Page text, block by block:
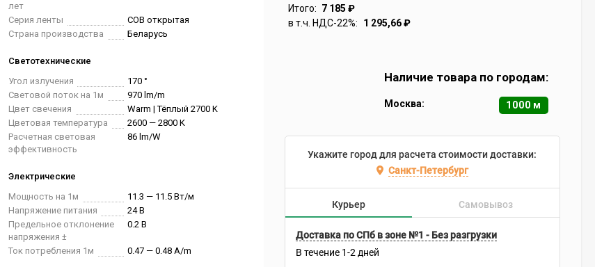
лет
Серия ленты
COB открытая
Страна производства
Беларусь
Светотехнические
Угол излучения
170 °
Световой поток на 1м
970 lm/m
Цвет свечения
Warm | Тёплый 2700 K
Цветовая температура
2600 — 2800 K
Расчетная световая
эффективность
86 lm/W
Электрические
Мощность на 1м
11.3 — 11.5 Вт/м
Напряжение питания
24 В
Предельное отклонение
напряжения ±
0.2 В
Ток потребления 1м 0.47 — 0.48 A/m
Итого: 7 185 ₽
в т.ч. НДС-22%:
1 295,66₽
Наличие товара по городам:
Москва: 1000 м
Укажите город для расчета стоимости доставки:
Санкт-Петербург
Курьер Самовывоз
Доставка по СПб в зоне №1 - Без разгрузки
В течение 1-2 дней